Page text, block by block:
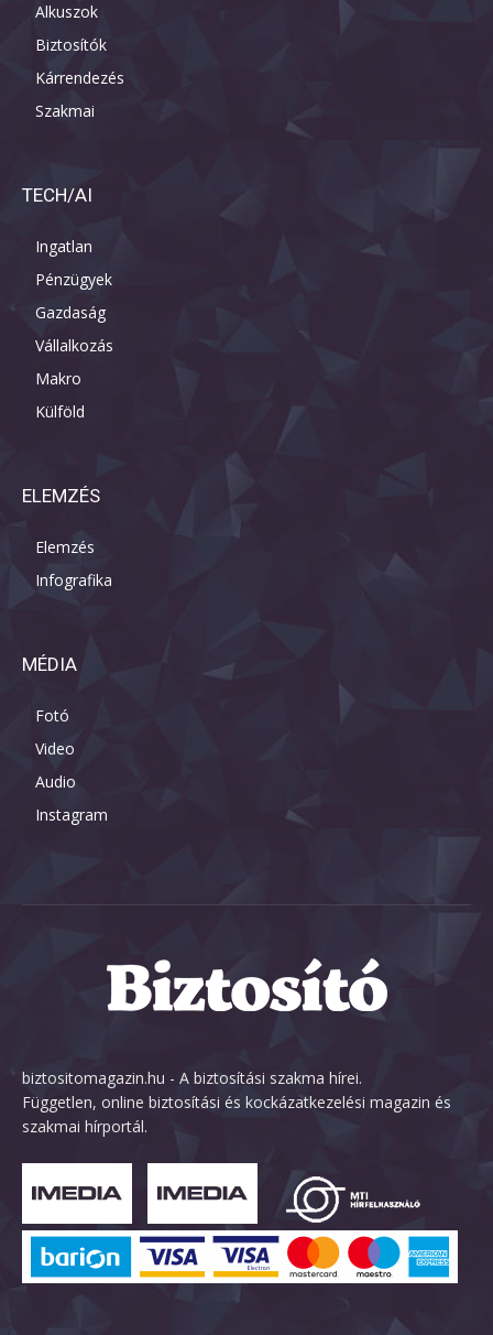
Alkuszok
Biztosítók
Kárrendezés
Szakmai
TECH/AI
Ingatlan
Pénzügyek
Gazdaság
Vállalkozás
Makro
Külföld
ELEMZÉS
Elemzés
Infografika
MÉDIA
Fotó
Video
Audio
Instagram
biztositomagazin.hu - A biztosítási szakma hírei.
Független, online biztosítási és kockázatkezelési magazin és
szakmai hírportál.